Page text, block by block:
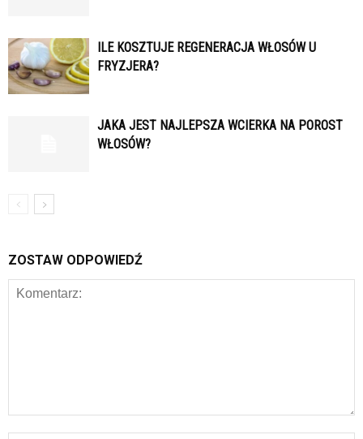
ILE KOSZTUJE REGENERACJA WŁOSÓW U
FRYZJERA?
JAKA JEST NAJLEPSZA WCIERKA NA POROST
WŁOSÓW?
ZOSTAW ODPOWIEDŹ